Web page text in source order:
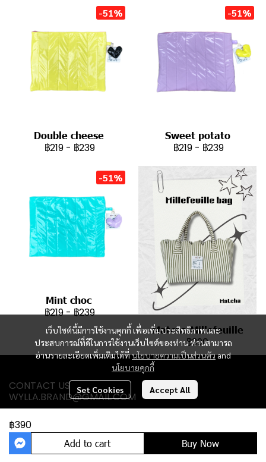
-51%
Double cheese
฿219 - ฿239
-51%
Sweet potato
฿219 - ฿239
-51%
Mint choc
฿219-฿239
Matcha Millefeuille
฿390
฿390
Add to cart Buy Now
เว็บไซต์นี้มีการใช้งานคุกกี้ เพื่อเพิ่มประสิทธิภาพและ
ประสบการณ์ที่ดีในการใช้งานเว็บไซต์ของท่าน ท่านสามารถ
อ่านรายละเอียดเพิ่มเติมได้ที่นโยบายความเป็นส่วนตัวand
นโยบายคุกกี้
Set Cookies Accept All
CONTACT US
WYLLA.BRAND@GMAIL.COM
Powered By MakeWebEasy